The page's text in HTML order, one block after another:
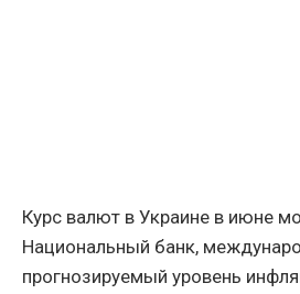
Курс валют в Украине в июне
Национальный банк,
прогнозируемый уровень